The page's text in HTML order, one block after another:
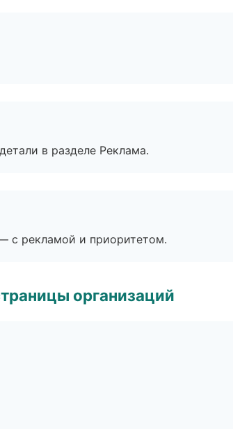
в разделе Реклама.
с рекламой и приоритетом.
организаций